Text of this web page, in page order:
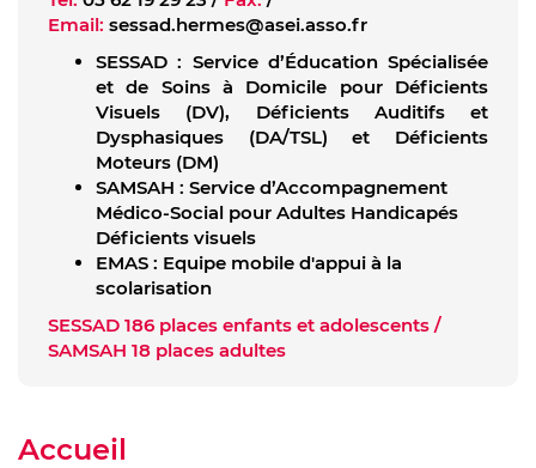
Email: sessad.hermes@asei.asso.fr
SESSAD : Service d’Éducation Spécialisée
et de Soins à Domicile pour Déficients
Visuels (DV), Déficients Auditifs et
Dysphasiques (DA/TSL) et Déficients
Moteurs (DM)
SAMSAH : Service d’Accompagnement
Médico-Social pour Adultes Handicapés
Déficients visuels
EMAS : Equipe mobile d'appui à la
scolarisation
SESSAD 186 places enfants et adolescents /
SAMSAH 18 places adultes
Accueil